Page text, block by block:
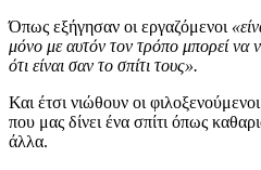
Όπως εξήγησαν οι εργαζόμενοι
μόνο με αυτόν τον τρόπο μπορεί να
ότι είναι σαν το σπίτι τους».
Και έτσι νιώθουν οι
που μας δίνει ένα σπίτι όπως
άλλα.